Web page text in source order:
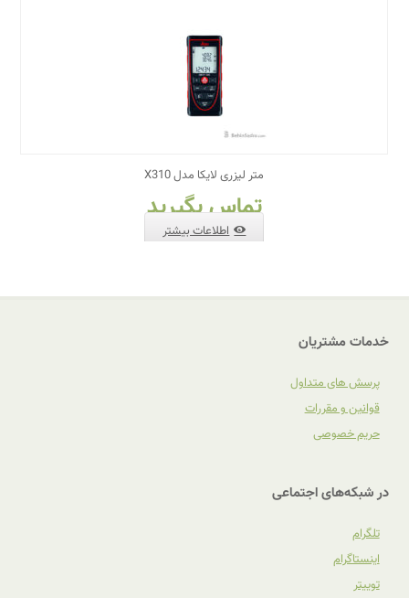
متر لیزری لایکا مدل X310
تماس بگیرید
اطلاعات بیشتر
خدمات مشتریان
پرسش های متداول
قوانین و مقررات
حریم خصوصی
در شبکه‌های اجتماعی
تلگرام
اینستاگرام
توییتر